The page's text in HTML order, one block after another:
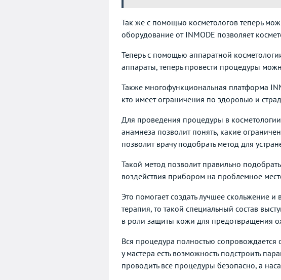
Так же с помощью косметологов теперь
оборудование от INMODE позволяет
Теперь с помощью аппаратной
аппараты, теперь провести процедуры
Также многофункциональная платформа
кто имеет ограничения по здоровью и
Для проведения процедуры в
анамнеза позволит понять, какие
позволит врачу подобрать метод для
Такой метод позволит правильно
воздействия прибором на проблемное
Это помогает создать лучшее скольжение
терапия, то такой специальный состав
в роли защиты кожи для предотвращения
Вся процедура полностью
у мастера есть возможность подстроить
проводить все процедуры безопасно, а